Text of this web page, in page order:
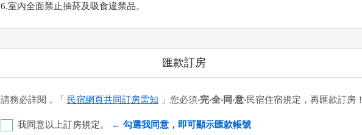
6.室內全面禁止抽菸及吸食違禁品。
匯款訂房
請務必詳閱，「 民宿網頁共同訂房需知 」您必須‧完‧全‧同‧意‧民宿住宿規定，再匯款訂房！
我同意以上訂房規定。 ← 勾選我同意，即可顯示匯款帳號